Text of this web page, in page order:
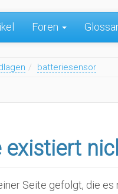
Foren
batteriesensor
existiert
Seite gefolgt, die